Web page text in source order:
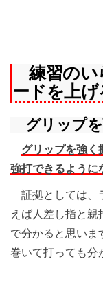
練習のい
ードを上げ
グリップを
グリップを強く
強打できるように
証拠としては、
えば人差し指と
で分かると思いま
巻いて打っても分